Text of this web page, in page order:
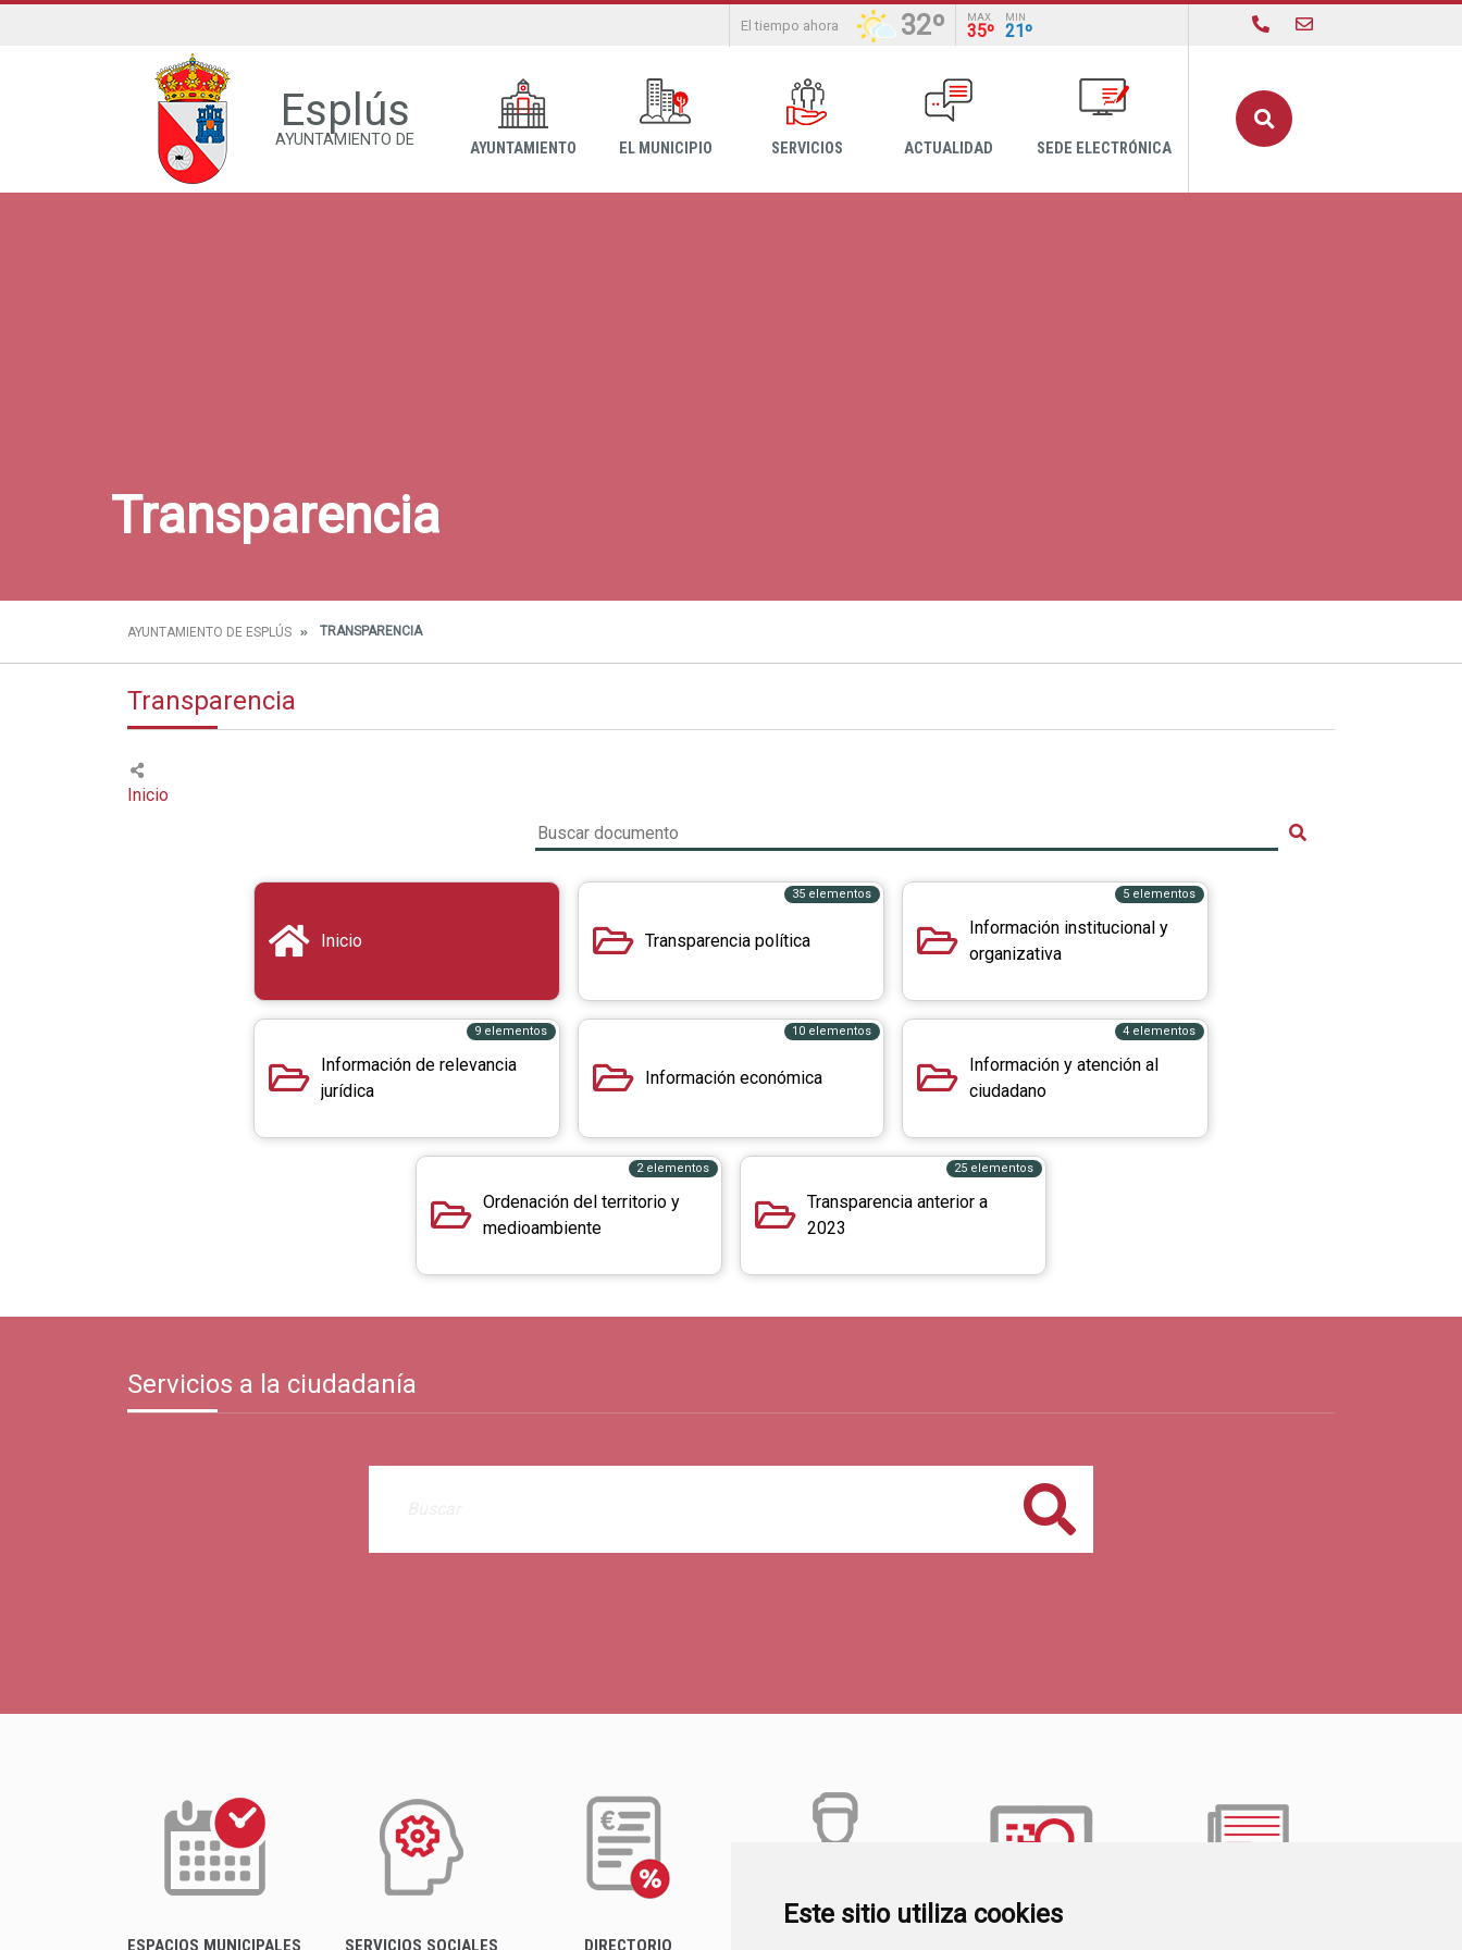
Este sitio utiliza cookies
El tiempo ahora 32º MAX
35º
MIN
21º
Esplús
AYUNTAMIENTO DE AYUNTAMIENTO EL MUNICIPIO SERVICIOS ACTUALIDAD SEDE ELECTRÓNICA
Transparencia
AYUNTAMIENTO DE ESPLÚS TRANSPARENCIA
Transparencia
Inicio
Inicio
35 elementos
Transparencia política
5 elementos
Información institucional y
organizativa
9 elementos
Información de relevancia
jurídica
10 elementos
Información económica
4 elementos
Información y atención al
ciudadano
2 elementos
Ordenación del territorio y
medioambiente
25 elementos
Transparencia anterior a
2023
Servicios a la ciudadanía
Buscar
ESPACIOS MUNICIPALES SERVICIOS SOCIALES DIRECTORIO